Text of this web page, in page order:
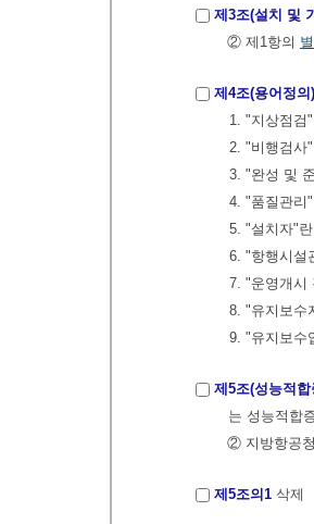
제3조(설치 및
② 제1항의
제4조(용어정의)
1. "지상점검
2. "비행검사
3. "완성 및
4. "품질관리
5. "설치자"
6. "항행시설
7. "운영개시
8. "유지보수
9. "유지보수
제5조(성능적
는 성능적합
② 지방항공
제5조의1 삭제